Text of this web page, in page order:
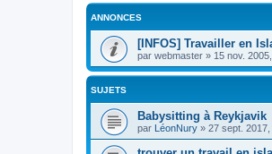
ANNONCES
[INFOS] Travailler en
par webmaster » 15 nov.
SUJETS
Babysitting à Reykjavik
par LéonNury » 27 sept. 2017,